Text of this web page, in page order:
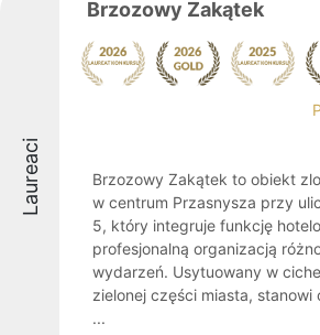
Laureaci
Brzozowy Zakątek
Brzozowy Zakątek to obiekt
w centrum Przasnysza przy
5, który integruje funkcję
profesjonalną organizacją
wydarzeń. Usytuowany w
zielonej części miasta, stanowi
...